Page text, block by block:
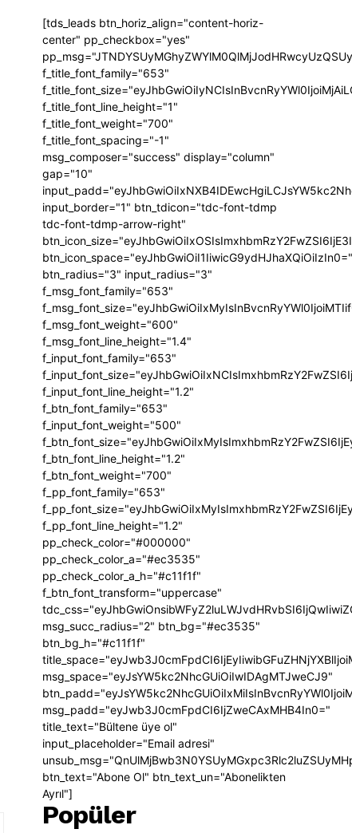
[tds_leads btn_horiz_align="content-horiz-
center" pp_checkbox="yes"
f_title_font_family="653"
f_title_font_line_height="1"
f_title_font_weight="700"
f_title_font_spacing="-1"
msg_composer="success" display="column"
gap="10"
input_border="1" btn_tdicon="tdc-font-tdmp
tdc-font-tdmp-arrow-right"
btn_radius="3" input_radius="3"
f_msg_font_family="653"
f_msg_font_weight="600"
f_msg_font_line_height="1.4"
f_input_font_family="653"
f_input_font_line_height="1.2"
f_btn_font_family="653"
f_input_font_weight="500"
f_btn_font_line_height="1.2"
f_btn_font_weight="700"
f_pp_font_family="653"
f_pp_font_line_height="1.2"
pp_check_color="#000000"
pp_check_color_a="#ec3535"
pp_check_color_a_h="#c11f1f"
f_btn_font_transform="uppercase"
msg_succ_radius="2" btn_bg="#ec3535"
btn_bg_h="#c11f1f"
msg_space="eyJsYW5kc2NhcGUiOiIwIDAgMTJweCJ9"
msg_padd="eyJwb3J0cmFpdCI6IjZweCAxMHB4In0="
title_text="Bültene üye ol"
input_placeholder="Email adresi"
btn_text="Abone Ol" btn_text_un="Abonelikten
Ayrıl"]
Popüler